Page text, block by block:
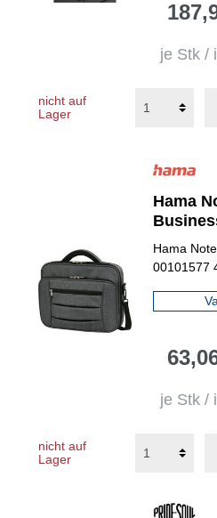
je Stk /
nicht auf
Lager
Hama
Hama
00101577
je Stk /
nicht auf
Lager